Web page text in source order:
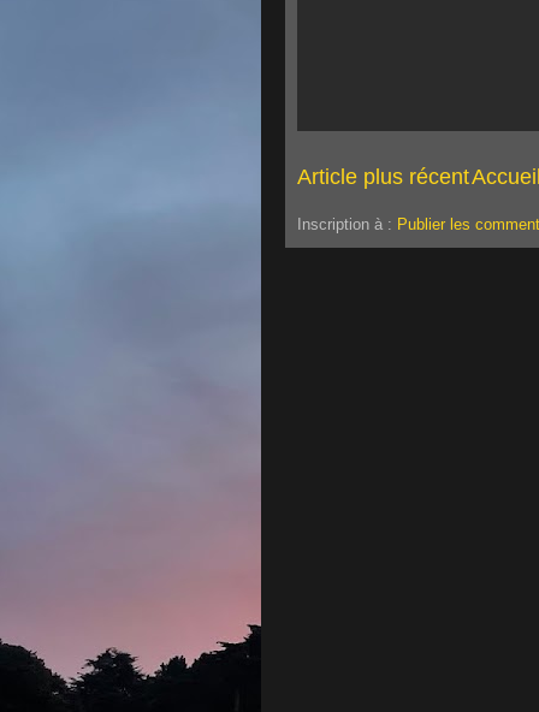
Article plus récent
Inscription à : Publier les